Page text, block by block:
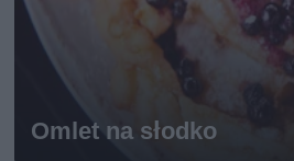
Omlet na słodko